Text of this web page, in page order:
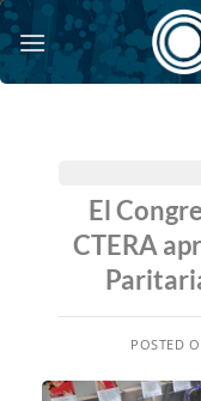
Saltar
al
contenido
El
CTERA
POSTED